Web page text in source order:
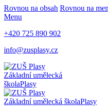
Rovnou na obsah Rovnou na
Menu
+420 725 890 902
info@zusplasy.cz
Základní umělecká
školaPlasy
Základní umělecká školaPlasy